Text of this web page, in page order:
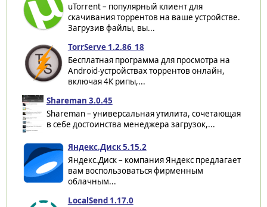
uTorrent – популярный клиент для
скачивания торрентов на ваше устройстве.
Загрузив файлы, вы...
TorrServe 1.2.86_18
Бесплатная программа для просмотра на
Android-устройствах торрентов онлайн,
включая 4К рипы,...
Shareman 3.0.45
Shareman – универсальная утилита, сочетающая
в себе достоинства менеджера загрузок,...
Яндекс.Диск 5.15.2
Яндекс.Диск – компания Яндекс предлагает
вам воспользоваться фирменным
облачным...
LocalSend 1.17.0